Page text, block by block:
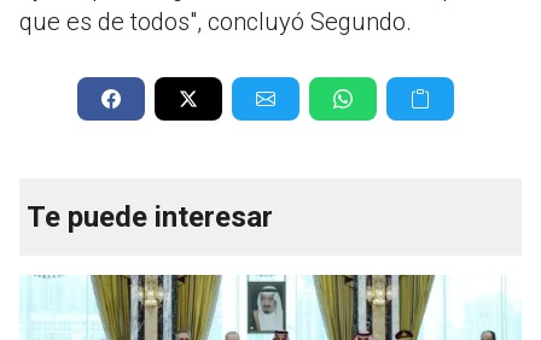
que es de todos", concluyó Segundo.
Te puede interesar